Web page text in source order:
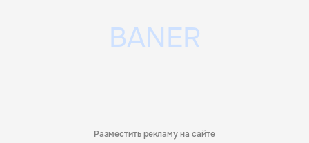
Разместить рекламу на сайте